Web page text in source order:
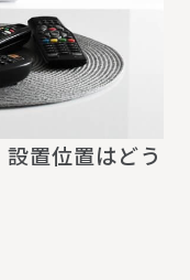
置位置はどう